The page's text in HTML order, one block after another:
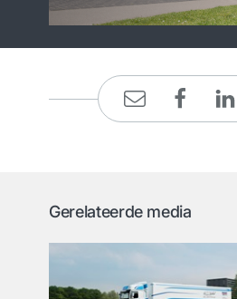
Gerelateerde media